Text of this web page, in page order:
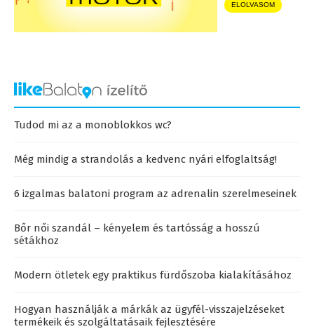
ELOLVASOM
Tudod mi az a monoblokkos wc?
Még mindig a strandolás a kedvenc nyári elfoglaltság!
6 izgalmas balatoni program az adrenalin szerelmeseinek
Bőr női szandál – kényelem és tartósság a hosszú
sétákhoz
Modern ötletek egy praktikus fürdőszoba kialakításához
Hogyan használják a márkák az ügyfél-visszajelzéseket
termékeik és szolgáltatásaik fejlesztésére